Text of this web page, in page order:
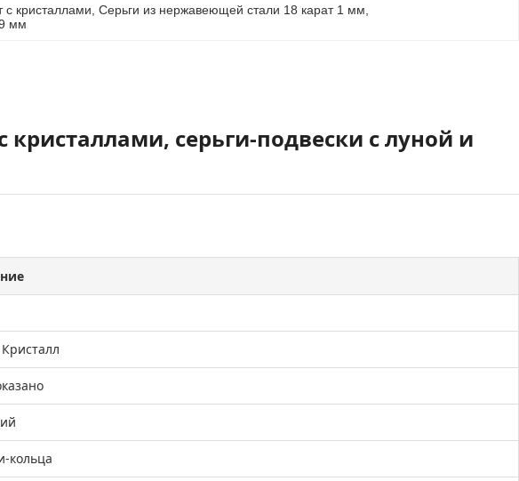
кристаллами Серьги из нержавеющей стали 18 карат 1 мм
мм
серьги-подвески с луной и
кольца